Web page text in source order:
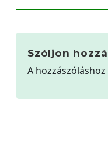
Szóljon hozzá
A hozzászóláshoz